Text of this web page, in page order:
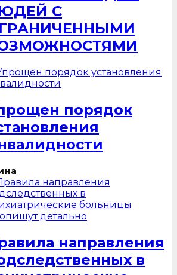
С
порядок
направления
в